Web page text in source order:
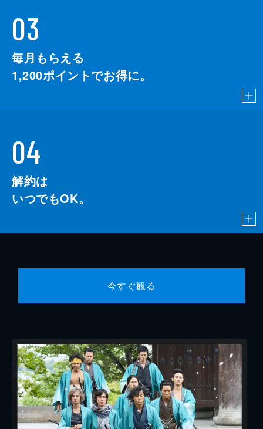
03
毎月もらえる
1,200ポイントでお得に。
04
解約は
いつでもOK。
今すぐ観る